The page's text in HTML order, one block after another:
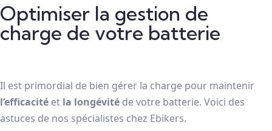
Optimiser la gestion de
charge de votre batterie
Il est primordial de bien gérer la charge pour maintenir
l’efficacité et la longévité de votre batterie. Voici des
astuces de nos spécialistes chez Ebikers.